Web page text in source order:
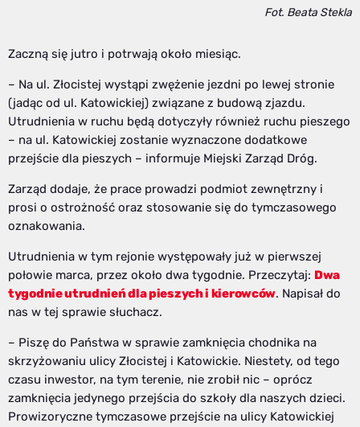
Fot. Beata Stekla
Zaczną się jutro i potrwają około miesiąc.
– Na ul. Złocistej wystąpi zwężenie jezdni po lewej stronie
(jadąc od ul. Katowickiej) związane z budową zjazdu.
Utrudnienia w ruchu będą dotyczyły również ruchu pieszego
– na ul. Katowickiej zostanie wyznaczone dodatkowe
przejście dla pieszych – informuje Miejski Zarząd Dróg.
Zarząd dodaje, że prace prowadzi podmiot zewnętrzny i
prosi o ostrożność oraz stosowanie się do tymczasowego
oznakowania.
Utrudnienia w tym rejonie występowały już w pierwszej
połowie marca, przez około dwa tygodnie. Przeczytaj: Dwa
tygodnie utrudnień dla pieszych i kierowców. Napisał do
nas w tej sprawie słuchacz.
– Piszę do Państwa w sprawie zamknięcia chodnika na
skrzyżowaniu ulicy Złocistej i Katowickie. Niestety, od tego
czasu inwestor, na tym terenie, nie zrobił nic – oprócz
zamknięcia jedynego przejścia do szkoły dla naszych dzieci.
Prowizoryczne tymczasowe przejście na ulicy Katowickiej